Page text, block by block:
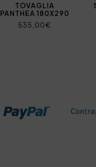
TOVAGLIA
PANTHEA 180X290
535,00€